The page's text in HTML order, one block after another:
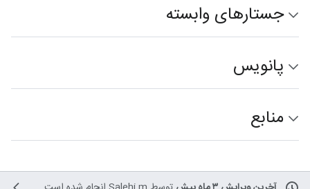
جستارهای وابسته
پانویس
منابع